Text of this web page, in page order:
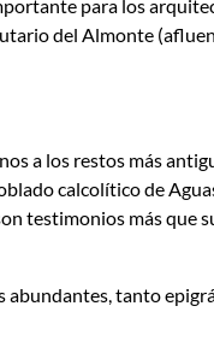
para los
del Almonte
a los restos más
calcolítico de
testimonios más que
abundantes, tanto